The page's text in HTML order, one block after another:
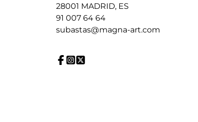
28001 MADRID, ES
91 007 64 64
subastas@magna-art.com